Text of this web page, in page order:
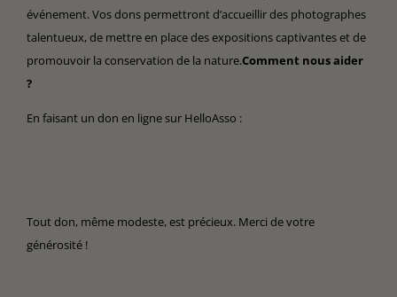
événement. Vos dons permettront d’accueillir des photographes
talentueux, de mettre en place des expositions captivantes et de
promouvoir la conservation de la nature.Comment nous aider
?
En faisant un don en ligne sur HelloAsso :
Tout don, même modeste, est précieux. Merci de votre
générosité !